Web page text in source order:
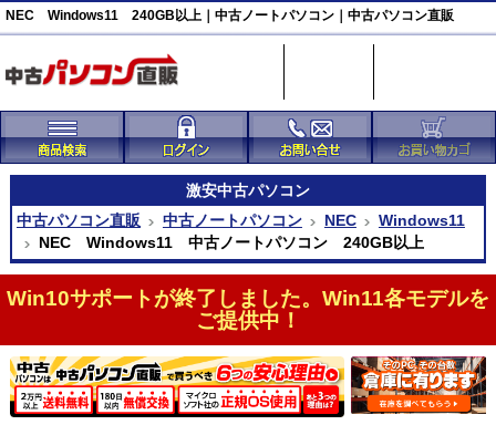
NEC Windows11 240GB以上｜中古ノートパソコン｜中古パソコン直販
激安中古パソコン
中古パソコン直販
中古ノートパソコン NEC
Windows11
NEC Windows11 中古ノートパソコン 240GB以上
Win10サポートが終了しました。Win11各モデルを
ご提供中！